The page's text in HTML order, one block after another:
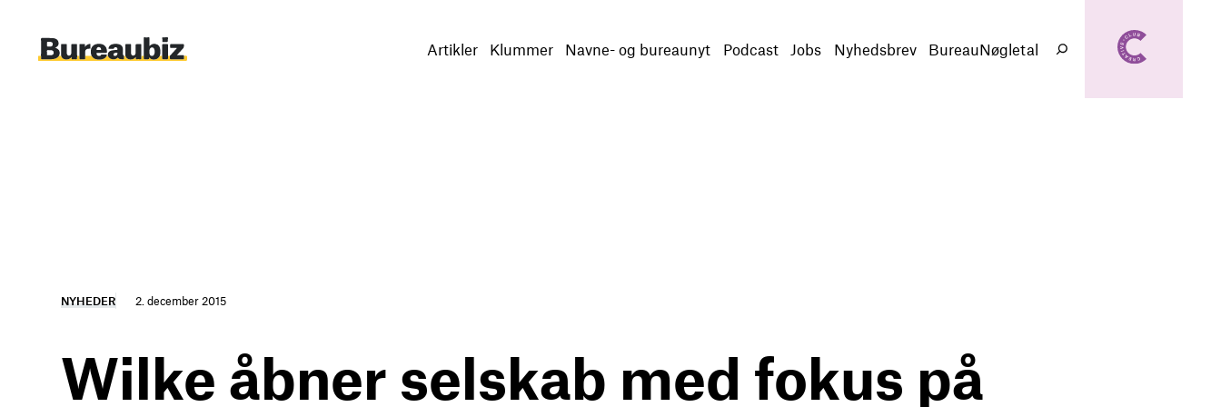
indhold
Artikler Klummer Navne- og bureaunyt Podcast Jobs Nyhedsbrev BureauNøgletal
Søg
NYHEDER 2. december 2015
Wilke åbner selskab med fokus på